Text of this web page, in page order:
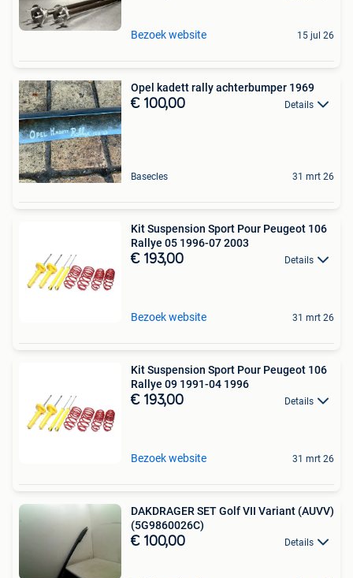
Bezoek website 15 jul 26
Opel kadett rally achterbumper 1969
€ 100,00 Details
Basecles 31 mrt 26
Kit Suspension Sport Pour Peugeot 106
Rallye 05 1996-07 2003
€ 193,00 Details
Bezoek website 31 mrt 26
Kit Suspension Sport Pour Peugeot 106
Rallye 09 1991-04 1996
€ 193,00 Details
Bezoek website 31 mrt 26
DAKDRAGER SET Golf VII Variant (AUVV)
(5G9860026C)
€ 100,00 Details